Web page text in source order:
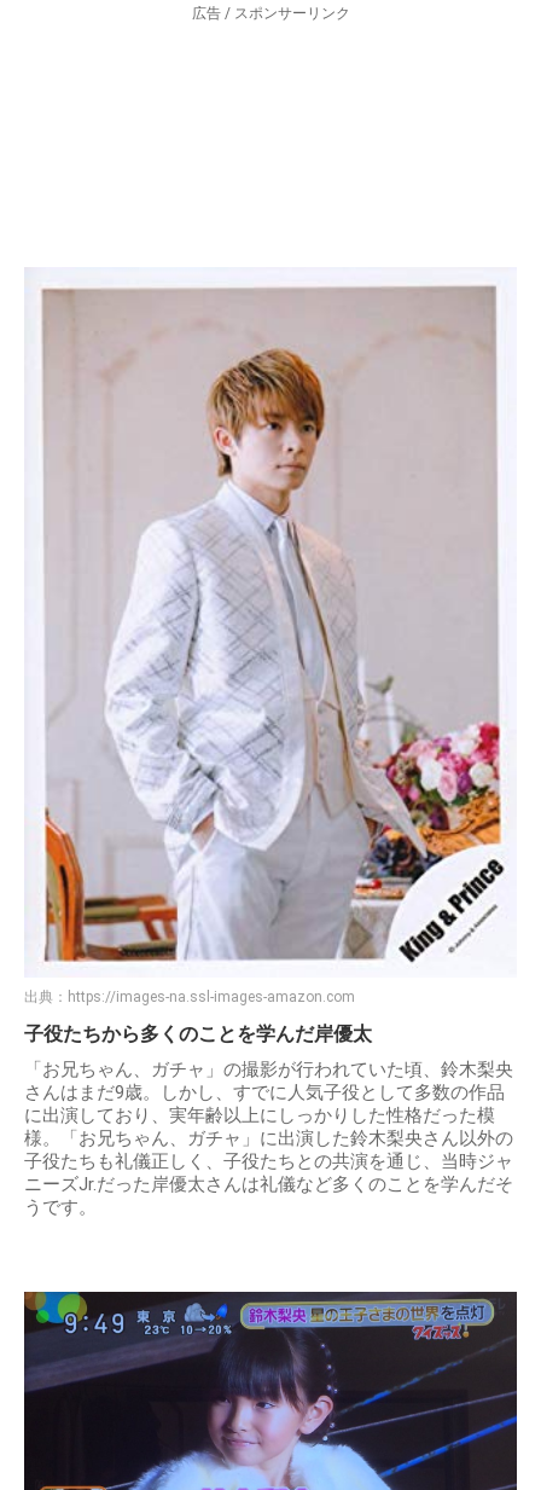
広告 / スポンサーリンク
出典： https://images-na.ssl-images-amazon.com
子役たちから多くのことを学んだ岸優太
「お兄ちゃん、ガチャ」の撮影が行われていた頃、鈴木梨央
さんはまだ9歳。しかし、すでに人気子役として多数の作品
に出演しており、実年齢以上にしっかりした性格だった模
様。「お兄ちゃん、ガチャ」に出演した鈴木梨央さん以外の
子役たちも礼儀正しく、子役たちとの共演を通じ、当時ジャ
ニーズJr.だった岸優太さんは礼儀など多くのことを学んだそ
うです。